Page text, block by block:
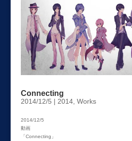
Connecting
2014/12/5 | 2014, Works
2014/12/5
動画
「Connecting」